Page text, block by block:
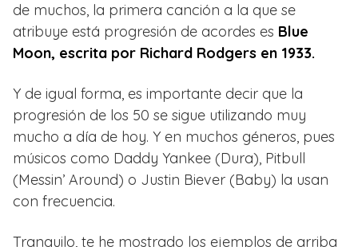
de muchos, la primera canción a la que se
atribuye está progresión de acordes es Blue
Moon, escrita por Richard Rodgers en 1933.
Y de igual forma, es importante decir que la
progresión de los 50 se sigue utilizando muy
mucho a día de hoy. Y en muchos géneros, pues
músicos como Daddy Yankee (Dura), Pitbull
(Messin’ Around) o Justin Biever (Baby) la usan
con frecuencia.
Tranquilo, te he mostrado los ejemplos de arriba